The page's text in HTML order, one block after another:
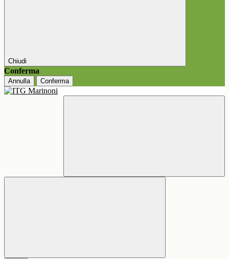
Chiudi
Conferma
Annulla Conferma